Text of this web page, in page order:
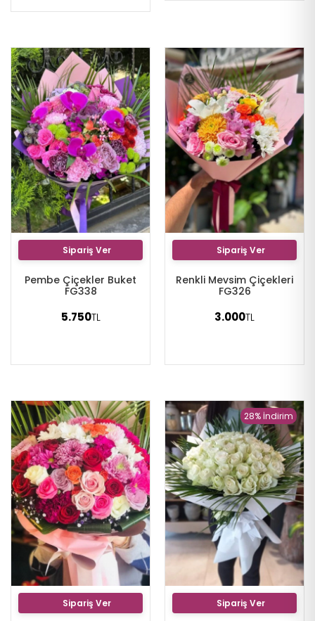
Sipariş Ver
Pembe Çiçekler Buket
FG338
5.750TL
Sipariş Ver
Renkli Mevsim Çiçekleri
FG326
3.000TL
Sipariş Ver
28% İndirim
Sipariş Ver